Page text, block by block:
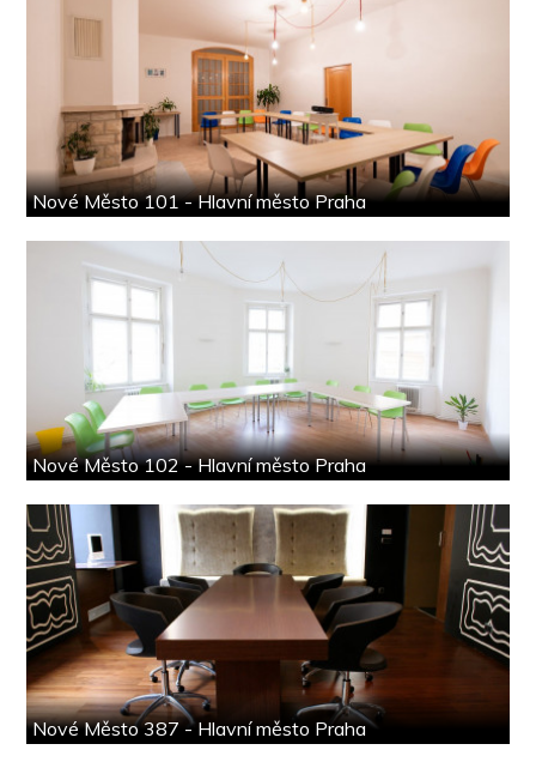
Nové Město 101 - Hlavní město Praha
Nové Město 102 - Hlavní město Praha
Nové Město 387 - Hlavní město Praha